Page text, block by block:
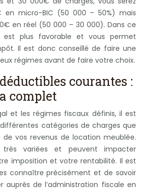
en micro-BIC (50 000 – 50%) mais
en réel (50 000 – 30 000). Dans ce
plus favorable et vous permet
Il est donc conseillé de faire une
régimes avant de faire votre choix.
courantes :
complet
et les régimes fiscaux définis, il est
catégories de charges que
de vos revenus de location meublée.
variées et peuvent impacter
imposition et votre rentabilité. Il est
connaître précisément et de savoir
auprès de l’administration fiscale en